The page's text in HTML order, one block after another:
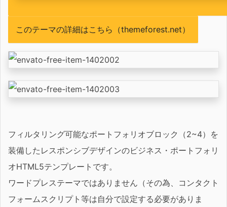
このテーマの詳細はこちら（themeforest.net）
フィルタリング可能なポートフォリオブロック（2~4）を
装備したレスポンシブデザインのビジネス・ポートフォリ
オHTML5テンプレートです。
ワードプレステーマではありません（その為、コンタクト
フォームスクリプト等は自分で設定する必要がありま